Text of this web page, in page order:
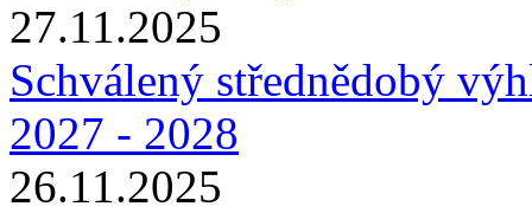
27.11.2025
Schválený střednědobý
2027 - 2028
26.11.2025